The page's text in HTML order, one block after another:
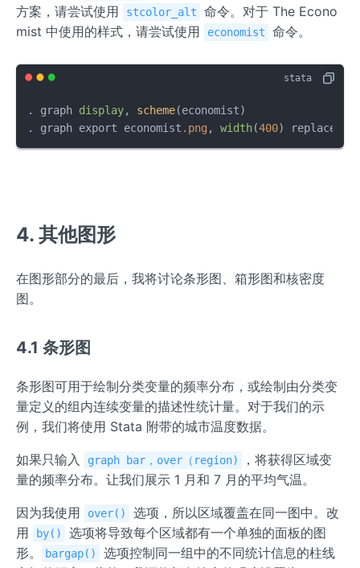
方案，请尝试使用
stcolor_alt
命令。对于 The Econo
mist 中使用的样式，请尝试使用
economist 命令。
. graph display, scheme(economist)
. graph export economist .png , width(400) replace
4. 其他图形
在图形部分的最后，我将讨论条形图、箱形图和核密度
图。
4.1 条形图
条形图可用于绘制分类变量的频率分布，或绘制由分类变
量定义的组内连续变量的描述性统计量。对于我们的示
例，我们将使用 Stata 附带的城市温度数据。
如果只输入 graph bar，over（region)
，将获得区域变
量的频率分布。让我们展示 1 月和 7 月的平均气温。
因为我使用 over()
选项，所以区域覆盖在同一图中。改
用
by()
选项将导致每个区域都有一个单独的面板的图
形。
bargap()
选项控制同一组中的不同统计信息的柱线